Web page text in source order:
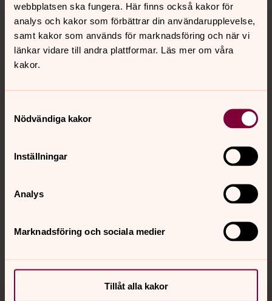
webbplatsen ska fungera. Här finns också kakor för
analys och kakor som förbättrar din användarupplevelse,
samt kakor som används för marknadsföring och när vi
länkar vidare till andra plattformar. Läs mer om våra
kakor.
Nödvändiga kakor
Inställningar
Analys
Marknadsföring och sociala medier
Tillåt alla kakor
Tillbaka till toppen
Tillbaka till innehållet
Kalender